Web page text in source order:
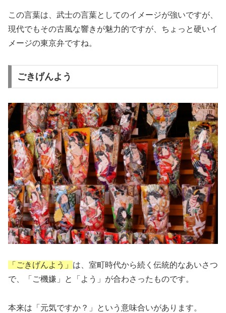
この言葉は、武士の言葉としてのイメージが強いですが、
現代でもその古風な響きが魅力的ですが、ちょっと硬いイ
メージの東京弁ですね。
ごきげんよう
「ごきげんよう」 は、室町時代から続く伝統的なあいさつ
で、「ご機嫌」と「よう」が合わさったものです。
本来は「元気ですか？」という意味合いがあります。